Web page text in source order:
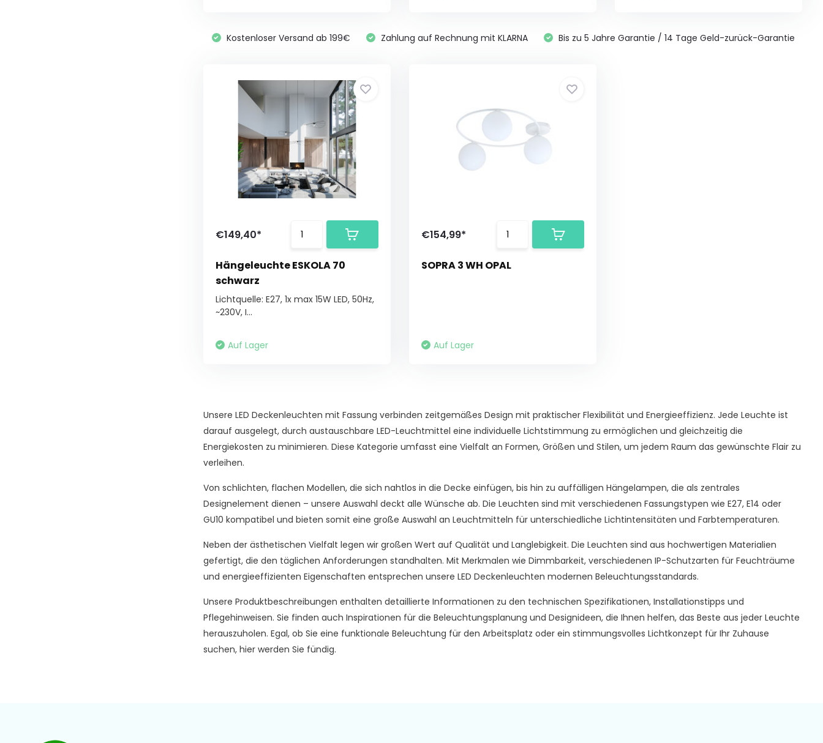
Kostenloser Versand ab 199€ Zahlung auf Rechnung mit KLARNA Bis zu 5 Jahre Garantie / 14 Tage Geld-zurück-Garantie
€149,40*
Hängeleuchte ESKOLA 70
schwarz
Lichtquelle: E27, 1x max 15W LED, 50Hz,
~230V, I...
Auf Lager
€154,99*
SOPRA 3 WH OPAL
Auf Lager
Unsere LED Deckenleuchten mit Fassung verbinden zeitgemäßes Design mit praktischer Flexibilität und Energieeffizienz. Jede Leuchte ist
darauf ausgelegt, durch austauschbare LED-Leuchtmittel eine individuelle Lichtstimmung zu ermöglichen und gleichzeitig die
Energiekosten zu minimieren. Diese Kategorie umfasst eine Vielfalt an Formen, Größen und Stilen, um jedem Raum das gewünschte Flair zu
verleihen.
Von schlichten, flachen Modellen, die sich nahtlos in die Decke einfügen, bis hin zu auffälligen Hängelampen, die als zentrales
Designelement dienen – unsere Auswahl deckt alle Wünsche ab. Die Leuchten sind mit verschiedenen Fassungstypen wie E27, E14 oder
GU10 kompatibel und bieten somit eine große Auswahl an Leuchtmitteln für unterschiedliche Lichtintensitäten und Farbtemperaturen.
Neben der ästhetischen Vielfalt legen wir großen Wert auf Qualität und Langlebigkeit. Die Leuchten sind aus hochwertigen Materialien
gefertigt, die den täglichen Anforderungen standhalten. Mit Merkmalen wie Dimmbarkeit, verschiedenen IP-Schutzarten für Feuchträume
und energieeffizienten Eigenschaften entsprechen unsere LED Deckenleuchten modernen Beleuchtungsstandards.
Unsere Produktbeschreibungen enthalten detaillierte Informationen zu den technischen Spezifikationen, Installationstipps und
Pflegehinweisen. Sie finden auch Inspirationen für die Beleuchtungsplanung und Designideen, die Ihnen helfen, das Beste aus jeder Leuchte
herauszuholen. Egal, ob Sie eine funktionale Beleuchtung für den Arbeitsplatz oder ein stimmungsvolles Lichtkonzept für Ihr Zuhause
suchen, hier werden Sie fündig.